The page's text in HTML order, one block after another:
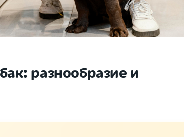
разнообразие и